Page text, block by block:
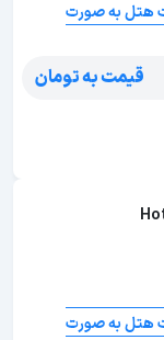
هتل به صورت
قیمت به تومان
هتل به صورت